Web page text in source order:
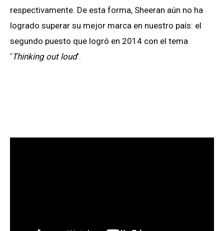
respectivamente. De esta forma, Sheeran aún no ha
logrado superar su mejor marca en nuestro país: el
segundo puesto que logró en 2014 con el tema
‘Thinking out loud‘.